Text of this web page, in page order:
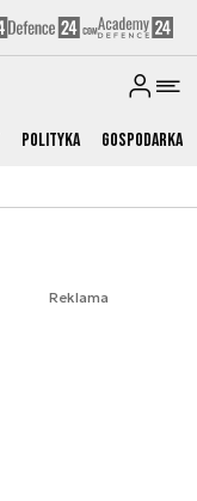
Polityka Gospodarka
Reklama